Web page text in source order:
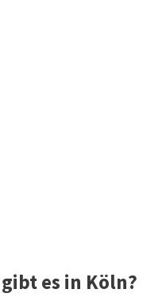
es in Köln?